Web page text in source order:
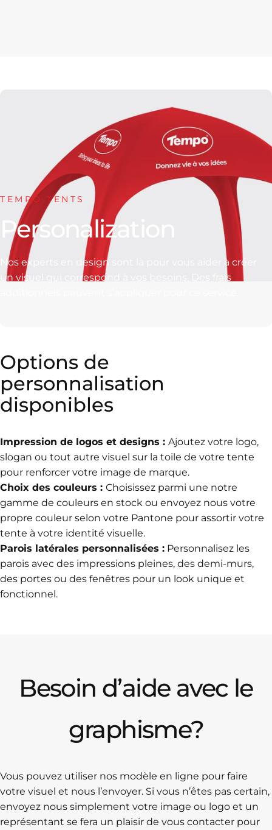
TEMPO TENTS
Personalization
Nos experts en design sont là pour vous aider à créer
un visuel qui correspond à vos besoins. Des frais
Options de
personnalisation
disponibles
Impression de logos et designs : Ajoutez votre logo,
slogan ou tout autre visuel sur la toile de votre tente
pour renforcer votre image de marque.
Choix des couleurs : Choisissez parmi une notre
gamme de couleurs en stock ou envoyez nous votre
propre couleur selon votre Pantone pour assortir votre
tente à votre identité visuelle.
Parois latérales personnalisées : Personnalisez les
parois avec des impressions pleines, des demi-murs,
des portes ou des fenêtres pour un look unique et
fonctionnel.
Besoin d’aide avec le
graphisme?
Vous pouvez utiliser nos modèle en ligne pour faire
votre visuel et nous l’envoyer. Si vous n’êtes pas certain,
envoyez nous simplement votre image ou logo et un
représentant se fera un plaisir de vous contacter pour